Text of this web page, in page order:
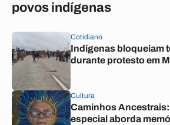
povos indígenas
Cotidiano
Indígenas bloqueiam
durante protesto em
Cultura
Caminhos
especial aborda